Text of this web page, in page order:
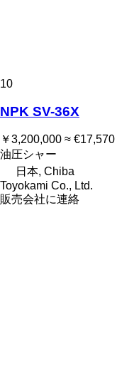
10
NPK SV-36X
￥3,200,000 ≈ €17,570
油圧シャー
日本, Chiba
Toyokami Co., Ltd.
販売会社に連絡